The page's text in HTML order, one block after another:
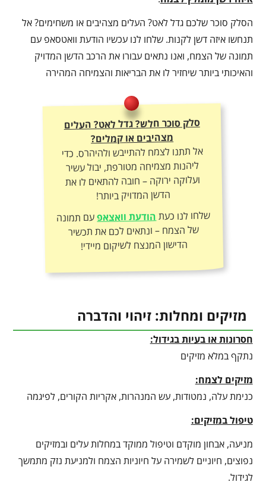
הסלק סוכר שלכם גדל לאט? העלים מצהיבים או משחימים? אל
תנחשו איזה דשן לקנות. שלחו לנו עכשיו הודעת וואטסאפ עם
תמונה של הצמח, ואנו נתאים עבורו את הרכב הדשן המדויק
והאיכותי ביותר שיחזיר לו את הבריאות והצמיחה המהירה
סלק סוכר חלש? גדל לאט? העלים
מצהיבים או קמלים?
אל תתנו לצמח להתייבש ולהיהרס. כדי
ליהנות מצמיחה מטורפת, יבול עשיר
ועלוקה ירוקה – חובה להתאים לו את
הדשן המדויק ביותר!
שלחו לנו כעתהודעת וואצאפעם תמונה
של הצמח – ונתאים לכם את תכשיר
הדישון המנצח לשיקום מיידי!
מזיקים ומחלות: זיהוי והדברה
חסרונות או בעיות בגידול:
נתקף במלא מזיקים
מזיקים לצמח:
כנימת עלה, נמטודות, עש המנהרות, אקריות הקורים, לפיגמה
טיפול במזיקים:
מניעה, אבחון מוקדם וטיפול ממוקד במחלות עלים ובמזיקים
נפוצים, חיוניים לשמירה על חיוניות הצמח ולמניעת נזק מתמשך
לגידול.